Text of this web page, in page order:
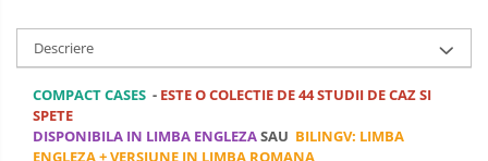
Rezolvare de Probleme
Rezolvarea Conflictelor /
Neintelegerilor / Disputelor
Servicii & Relationarea cu Clientii
Descriere
COMPACT CASES - ESTE O COLECTIE DE 44 STUDII DE CAZ SI
SPETE
DISPONIBILA IN LIMBA ENGLEZASAU BILINGV: LIMBA
ENGLEZA + VERSIUNE IN LIMBA ROMANA